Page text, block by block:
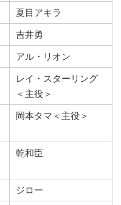
夏目アキラ
吉井勇
アル・リオン
レイ・スターリング
＜主役＞
岡本タマ＜主役＞
乾和臣
ジロー